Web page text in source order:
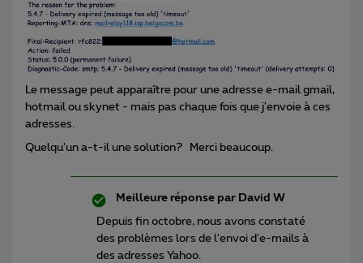
Le message peut apparaître pour une adresse e-mail gmail,
hotmail ou skynet - mais pas chaque fois que j'envoie à ces
adresses.
Quelqu'un a-t-il une solution? Merci beaucoup.
Meilleure réponse par David W
Depuis fin octobre, nous avons constaté
des problèmes lors de l'envoi d'e-mails à
des adresses Yahoo.